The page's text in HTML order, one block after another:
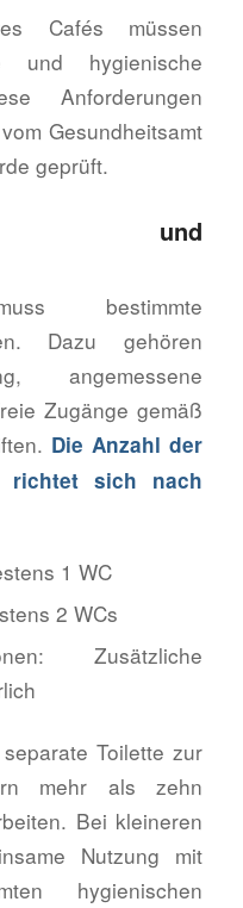
Cafés müssen
und hygienische
Anforderungen
Gesundheitsamt
geprüft.
und
bestimmte
Dazu gehören
angemessene
Zugänge gemäß
Die Anzahl der
richtet sich nach
1 WC
2 WCs
Zusätzliche
Toilette zur
mehr als zehn
Bei kleineren
Nutzung mit
hygienischen